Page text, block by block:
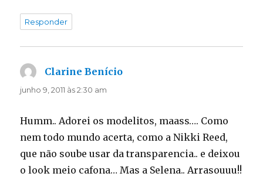
Responder
Clarine Benício
junho 9, 2011 às 2:30 am
Humm.. Adorei os modelitos, maass…. Como
nem todo mundo acerta, como a Nikki Reed,
que não soube usar da transparencia.. e deixou
o look meio cafona… Mas a Selena.. Arrasouuu!!